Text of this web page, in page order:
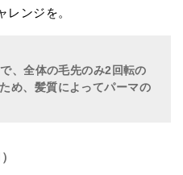
ンジを。
、全体の毛先のみ2回転の
め、髪質によってパーマの